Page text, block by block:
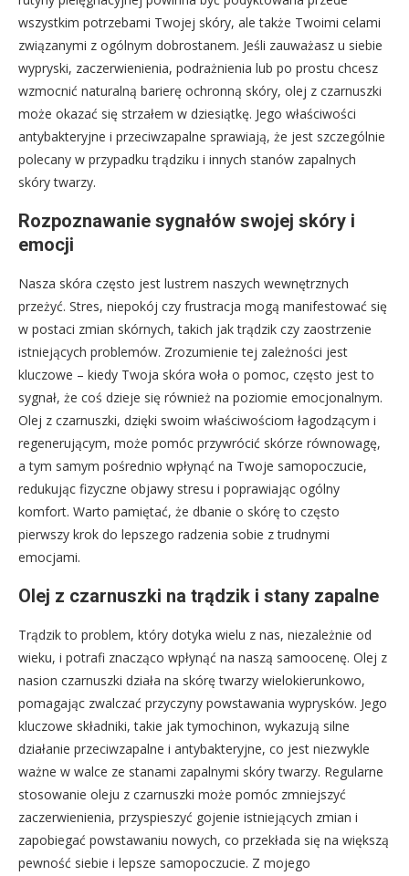
wszystkim potrzebami Twojej skóry, ale także Twoimi celami
związanymi z ogólnym dobrostanem. Jeśli zauważasz u siebie
wypryski, zaczerwienienia, podrażnienia lub po prostu chcesz
wzmocnić naturalną barierę ochronną skóry, olej z czarnuszki
może okazać się strzałem w dziesiątkę. Jego właściwości
antybakteryjne i przeciwzapalne sprawiają, że jest szczególnie
polecany w przypadku trądziku i innych stanów zapalnych
skóry twarzy.
Rozpoznawanie sygnałów swojej skóry i
emocji
Nasza skóra często jest lustrem naszych wewnętrznych
przeżyć. Stres, niepokój czy frustracja mogą manifestować się
w postaci zmian skórnych, takich jak trądzik czy zaostrzenie
istniejących problemów. Zrozumienie tej zależności jest
kluczowe – kiedy Twoja skóra woła o pomoc, często jest to
sygnał, że coś dzieje się również na poziomie emocjonalnym.
Olej z czarnuszki, dzięki swoim właściwościom łagodzącym i
regenerującym, może pomóc przywrócić skórze równowagę,
a tym samym pośrednio wpłynąć na Twoje samopoczucie,
redukując fizyczne objawy stresu i poprawiając ogólny
komfort. Warto pamiętać, że dbanie o skórę to często
pierwszy krok do lepszego radzenia sobie z trudnymi
emocjami.
Olej z czarnuszki na trądzik i stany zapalne
Trądzik to problem, który dotyka wielu z nas, niezależnie od
wieku, i potrafi znacząco wpłynąć na naszą samoocenę. Olej z
nasion czarnuszki działa na skórę twarzy wielokierunkowo,
pomagając zwalczać przyczyny powstawania wyprysków. Jego
kluczowe składniki, takie jak tymochinon, wykazują silne
działanie przeciwzapalne i antybakteryjne, co jest niezwykle
ważne w walce ze stanami zapalnymi skóry twarzy. Regularne
stosowanie oleju z czarnuszki może pomóc zmniejszyć
zaczerwienienia, przyspieszyć gojenie istniejących zmian i
zapobiegać powstawaniu nowych, co przekłada się na większą
pewność siebie i lepsze samopoczucie. Z mojego